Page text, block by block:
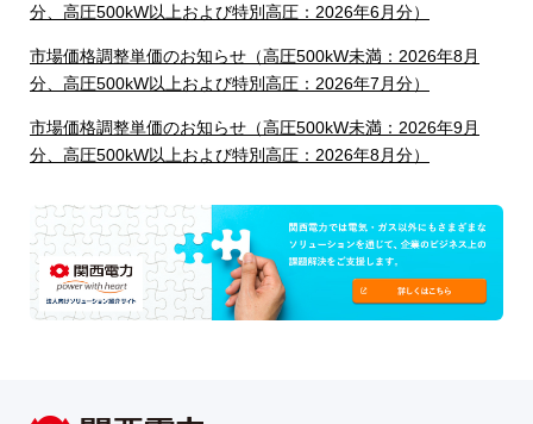
分、高圧500kW以上および特別高圧：2026年6月分）
市場価格調整単価のお知らせ（高圧500kW未満：2026年8月
分、高圧500kW以上および特別高圧：2026年7月分）
市場価格調整単価のお知らせ（高圧500kW未満：2026年9月
分、高圧500kW以上および特別高圧：2026年8月分）